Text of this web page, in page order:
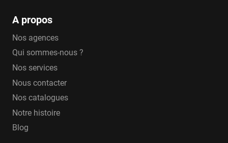
A propos
Nos agences
Qui sommes-nous ?
Nos services
Nous contacter
Nos catalogues
Notre histoire
Blog